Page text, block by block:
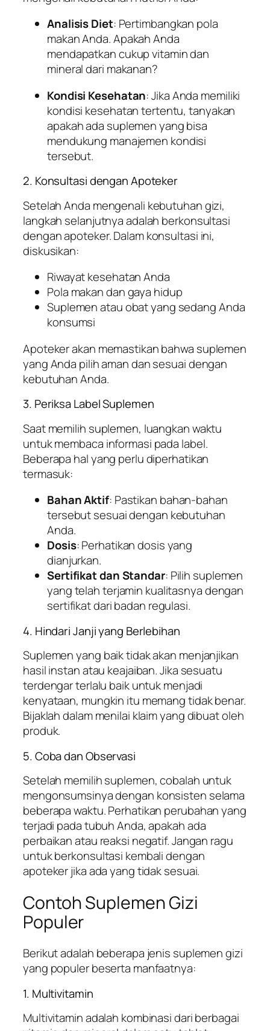
Analisis Diet: Pertimbangkan pola
makan Anda. Apakah Anda
mendapatkan cukup vitamin dan
mineral dari makanan?
Kondisi Kesehatan: Jika Anda memiliki
kondisi kesehatan tertentu, tanyakan
apakah ada suplemen yang bisa
mendukung manajemen kondisi
tersebut.
2. Konsultasi dengan Apoteker
Setelah Anda mengenali kebutuhan gizi,
langkah selanjutnya adalah berkonsultasi
dengan apoteker. Dalam konsultasi ini,
diskusikan:
Riwayat kesehatan Anda
Pola makan dan gaya hidup
Suplemen atau obat yang sedang Anda
konsumsi
Apoteker akan memastikan bahwa suplemen
yang Anda pilih aman dan sesuai dengan
kebutuhan Anda.
3. Periksa Label Suplemen
Saat memilih suplemen, luangkan waktu
untuk membaca informasi pada label.
Beberapa hal yang perlu diperhatikan
termasuk:
Bahan Aktif: Pastikan bahan-bahan
tersebut sesuai dengan kebutuhan
Anda.
Dosis: Perhatikan dosis yang
dianjurkan.
Sertifikat dan Standar: Pilih suplemen
yang telah terjamin kualitasnya dengan
sertifikat dari badan regulasi.
4. Hindari Janji yang Berlebihan
Suplemen yang baik tidak akan menjanjikan
hasil instan atau keajaiban. Jika sesuatu
terdengar terlalu baik untuk menjadi
kenyataan, mungkin itu memang tidak benar.
Bijaklah dalam menilai klaim yang dibuat oleh
produk.
5. Coba dan Observasi
Setelah memilih suplemen, cobalah untuk
mengonsumsinya dengan konsisten selama
beberapa waktu. Perhatikan perubahan yang
terjadi pada tubuh Anda, apakah ada
perbaikan atau reaksi negatif. Jangan ragu
untuk berkonsultasi kembali dengan
apoteker jika ada yang tidak sesuai.
Contoh Suplemen Gizi
Populer
Berikut adalah beberapa jenis suplemen gizi
yang populer beserta manfaatnya:
1. Multivitamin
Multivitamin adalah kombinasi dari berbagai